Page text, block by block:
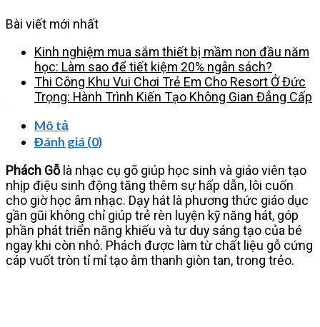
Bài viết mới nhất
Kinh nghiệm mua sắm thiết bị mầm non đầu năm
học: Làm sao để tiết kiệm 20% ngân sách?
Thi Công Khu Vui Chơi Trẻ Em Cho Resort Ở Đức
Trọng: Hành Trình Kiến Tạo Không Gian Đẳng Cấp
Mô tả
Đánh giá (0)
Phách Gỗlà nhạc cụ gõ giúp học sinh và giáo viên tạo
nhịp điệu sinh động tăng thêm sự hấp dẫn, lôi cuốn
cho giờ học âm nhạc. Dạy hát là phương thức giáo dục
gần gũi không chỉ giúp trẻ rèn luyện kỹ năng hát, góp
phần phát triển năng khiếu và tư duy sáng tạo của bé
ngay khi còn nhỏ. Phách được làm từ chất liệu gỗ cứng
cáp vuốt tròn tỉ mỉ tạo âm thanh giòn tan, trong trẻo.